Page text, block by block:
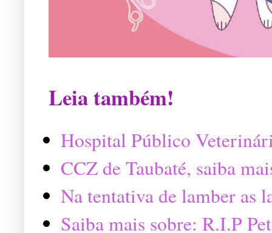
Leia também!
Hospital Público
CCZ de Taubaté, saiba
Na tentativa de lamber as
Saiba mais sobre: R.I.P